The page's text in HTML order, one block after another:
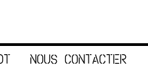
NOUS CONTACTER